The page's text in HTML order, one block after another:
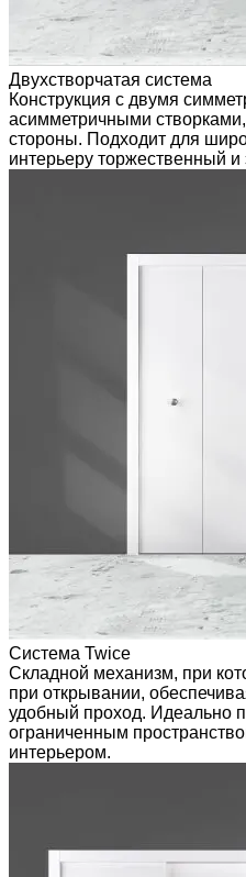
Двухстворчатая система
Конструкция с двумя
асимметричными
стороны. Подходит для
интерьеру торжественный и
Система Twice
Складной механизм, при
при открывании,
удобный проход. Идеально
ограниченным
интерьером.